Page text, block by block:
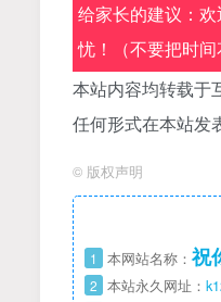
给家长的建议：
忧！（不要把时间
本站内容均转载于
任何形式在本站发
© 版权声明
1 本网站名称： 祝
2 本站永久网址：